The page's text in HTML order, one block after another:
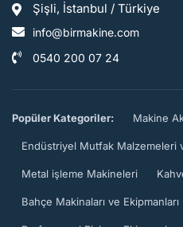
Şişli, İstanbul / Türkiye
info@birmakine.com
0540 200 07 24
Popüler Kategoriler: Makine
Endüstriyel Mutfak Malzemeleri
Metal işleme Makineleri
Bahçe Makinaları ve Ekipmanları